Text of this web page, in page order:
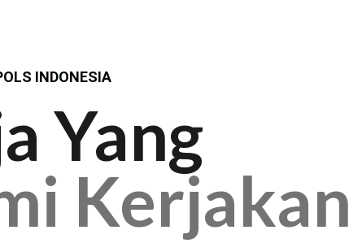
INDONESIA
Yang
Kerjakan